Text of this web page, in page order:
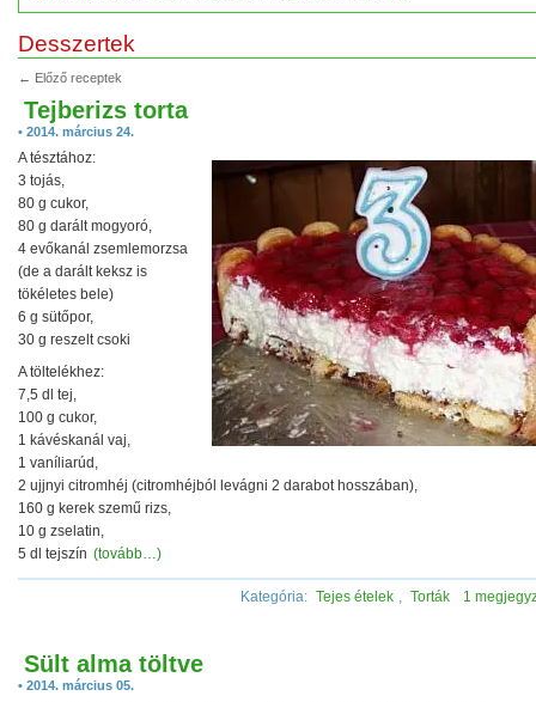
Desszertek
← Előző receptek
Tejberizs torta
• 2014. március 24.
A tésztához:
3 tojás,
80 g cukor,
80 g darált mogyoró,
4 evőkanál zsemlemorzsa
(de a darált keksz is
tökéletes bele)
6 g sütőpor,
30 g reszelt csoki
A töltelékhez:
7,5 dl tej,
100 g cukor,
1 kávéskanál vaj,
1 vaníliarúd,
2 ujjnyi citromhéj (citromhéjból levágni 2 darabot hosszában),
160 g kerek szemű rizs,
10 g zselatin,
5 dl tejszín (tovább…)
Kategória: Tejes ételek Torták 1
Sült alma töltve
• 2014. március 05.